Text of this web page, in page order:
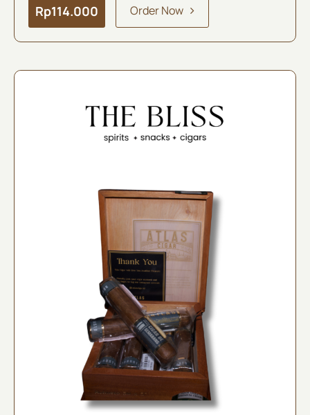
Rp114.000 Order Now